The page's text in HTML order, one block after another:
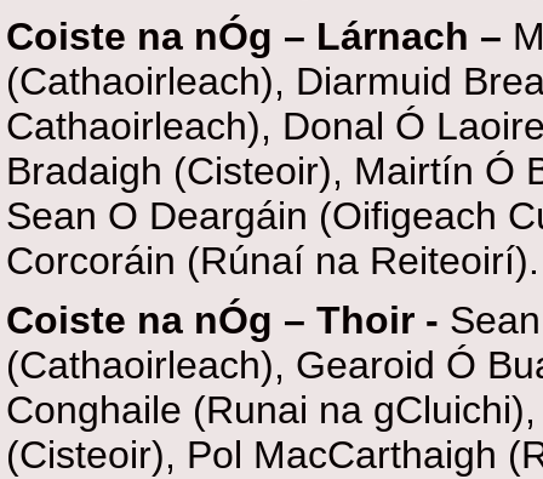
Coiste na nÓg – Lárnach –
(Cathaoirleach), Diarmuid
Cathaoirleach), Donal Ó
Bradaigh (Cisteoir), Mairtín Ó
Sean O Deargáin (Oifigeach
Corcoráin (Rúnaí na Reiteoirí).
Coiste na nÓg – Thoir -
(Cathaoirleach), Gearoid Ó
Conghaile (Runai na
(Cisteoir), Pol MacCarthaigh